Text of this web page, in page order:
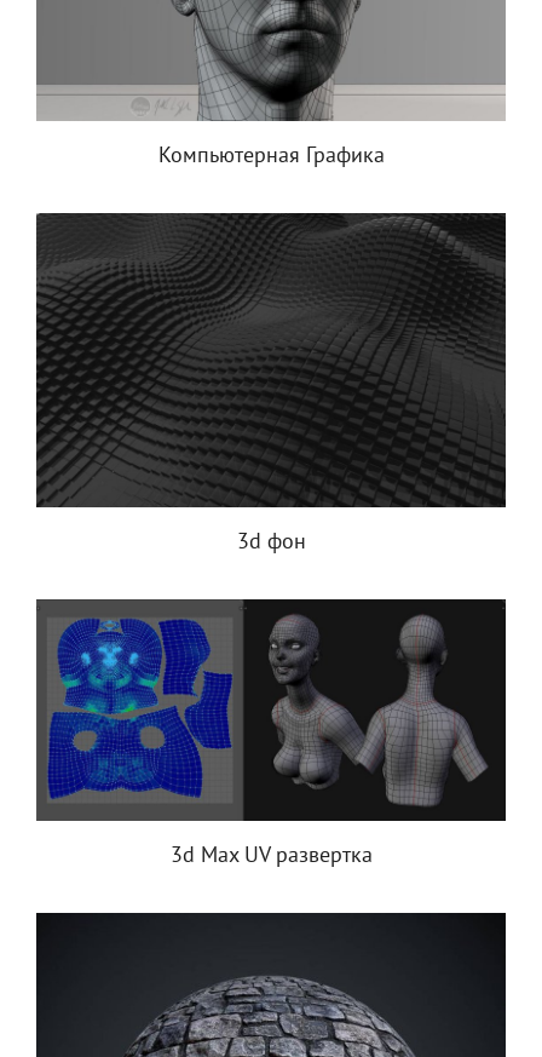
Компьютерная Графика
3d фон
3d Max UV развертка